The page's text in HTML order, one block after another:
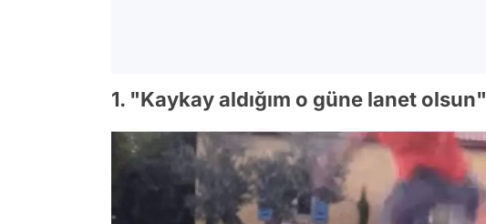
1. "Kaykay aldığım o güne lanet olsun"